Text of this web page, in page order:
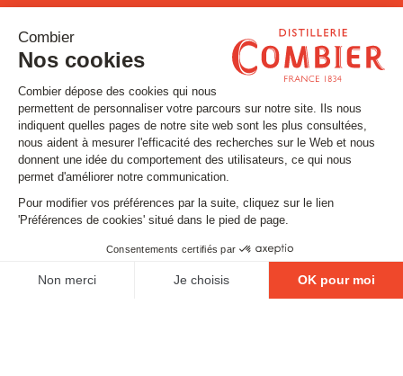
Inscrivez-vous à notre newsletter
Email
SUIVEZ-NOUS